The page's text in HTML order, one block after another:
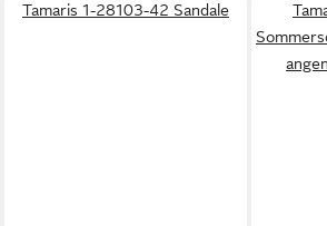
Tamaris 1-28103-42 Sandale